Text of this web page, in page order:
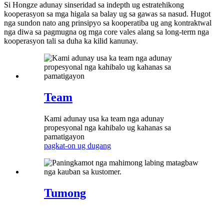
Si Hongze adunay sinseridad sa indepth ug estratehikong
kooperasyon sa mga higala sa balay ug sa gawas sa nasud. Hugot
nga sundon nato ang prinsipyo sa kooperatiba ug ang kontraktwal
nga diwa sa pagmugna og mga core vales alang sa long-term nga
kooperasyon tali sa duha ka kilid kanunay.
Team
Kami adunay usa ka team nga adunay
propesyonal nga kahibalo ug kahanas sa
pamatigayon
pagkat-on ug dugang
Tumong